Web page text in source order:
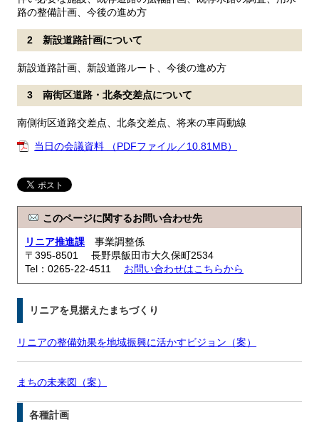
路の整備計画、今後の進め方
2 新設道路計画について
新設道路計画、新設道路ルート、今後の進め方
3 南街区道路・北条交差点について
南側街区道路交差点、北条交差点、将来の車両動線
当日の会議資料 （PDFファイル／10.81MB）
このページに関するお問い合わせ先
リニア推進課 事業調整係
〒395-8501 長野県飯田市大久保町2534
Tel：0265-22-4511 お問い合わせはこちらから
リニアを見据えたまちづくり
リニアの整備効果を地域振興に活かすビジョン（案）
まちの未来図（案）
各種計画